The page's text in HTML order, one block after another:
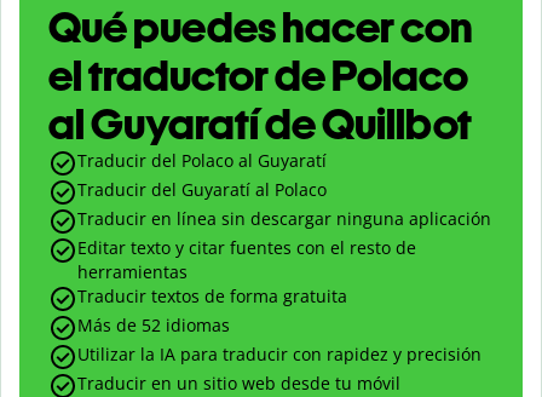
Qué puedes hacer con
el traductor de Polaco
al Guyaratí de Quillbot
Traducir del Polaco al Guyaratí
Traducir del Guyaratí al Polaco
Traducir en línea sin descargar ninguna aplicación
Editar texto y citar fuentes con el resto de
herramientas
Traducir textos de forma gratuita
Más de 52 idiomas
Utilizar la IA para traducir con rapidez y precisión
Traducir en un sitio web desde tu móvil